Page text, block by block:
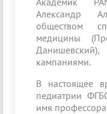
Александр
обществом
медицины
кампаниями.
В настоящее
педиатрии
имя